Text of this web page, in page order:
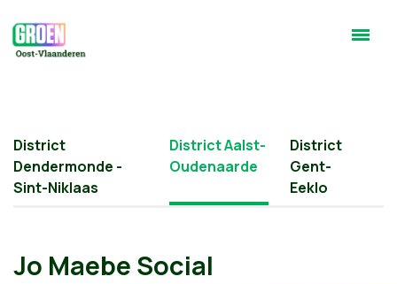
District
Dendermonde -
Sint-Niklaas
District Aalst-
Oudenaarde
District
Gent-
Eeklo
Jo Maebe Social